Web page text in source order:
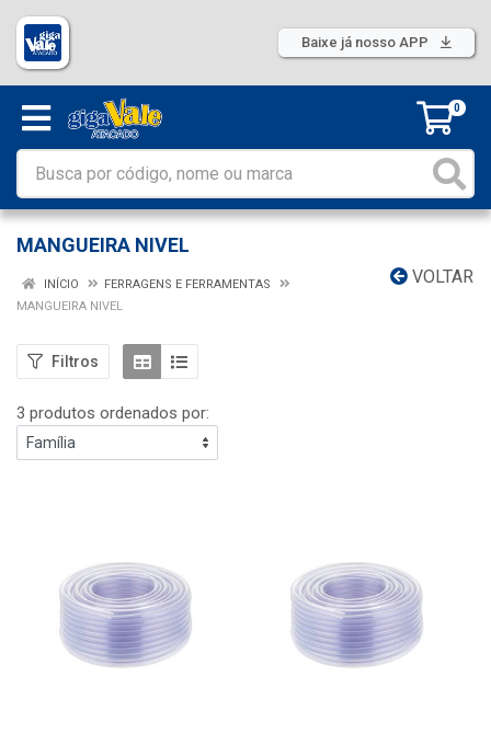
Baixe já nosso APP
0
MANGUEIRA NIVEL
VOLTAR
INÍCIO
FERRAGENS E FERRAMENTAS
MANGUEIRA NIVEL
Filtros
3 produtos ordenados por: